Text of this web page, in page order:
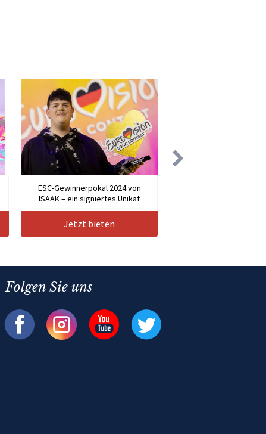
ESC-Gewinnerpokal 2024 von
ISAAK – ein signiertes Unikat
Jetzt bieten
Folgen Sie uns